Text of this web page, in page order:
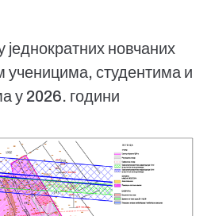
једнократних новчаних
ученицима, студентима и
у 2026. години